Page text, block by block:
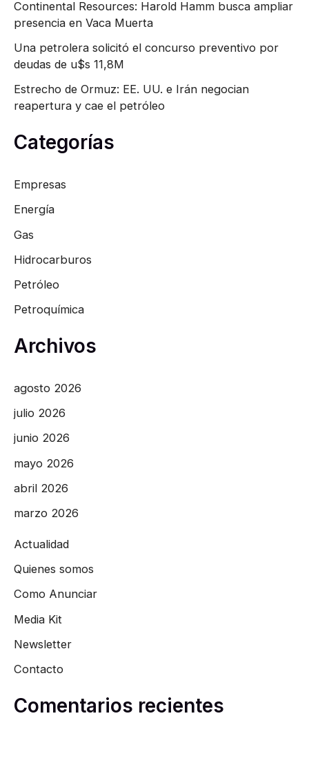
Continental Resources: Harold Hamm busca ampliar
presencia en Vaca Muerta
Una petrolera solicitó el concurso preventivo por
deudas de u$s 11,8M
Estrecho de Ormuz: EE. UU. e Irán negocian
reapertura y cae el petróleo
Categorías
Empresas
Energía
Gas
Hidrocarburos
Petróleo
Petroquímica
Archivos
agosto 2026
julio 2026
junio 2026
mayo 2026
abril 2026
marzo 2026
Actualidad
Quienes somos
Como Anunciar
Media Kit
Newsletter
Contacto
Comentarios recientes